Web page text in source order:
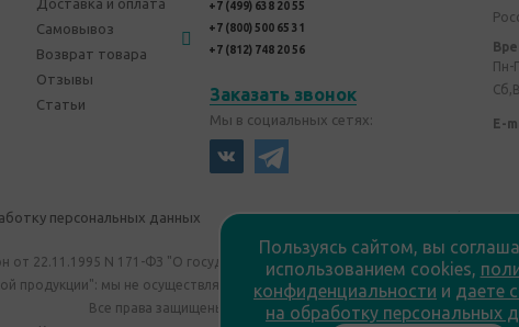
Доставка и оплата
Самовывоз
Возврат товара
Отзывы
Статьи
+7 (499) 638 20 55
+7 (800) 500 65 31
+7 (812) 748 20 56
Заказать звонок
Мы в социальных сетях:
Пн-
E-
персональных данных Политика
22.11.1995 N 171-ФЗ "О государственном регулировании производства
продукции": мы не осуществляем дистанционную торговлю. Все
Все права защищены "Shoko Brand". Авторские корпоративные
Пользуясь сайтом, вы
использованием cookies,
конфиденциальности и даете
на обработку персональных